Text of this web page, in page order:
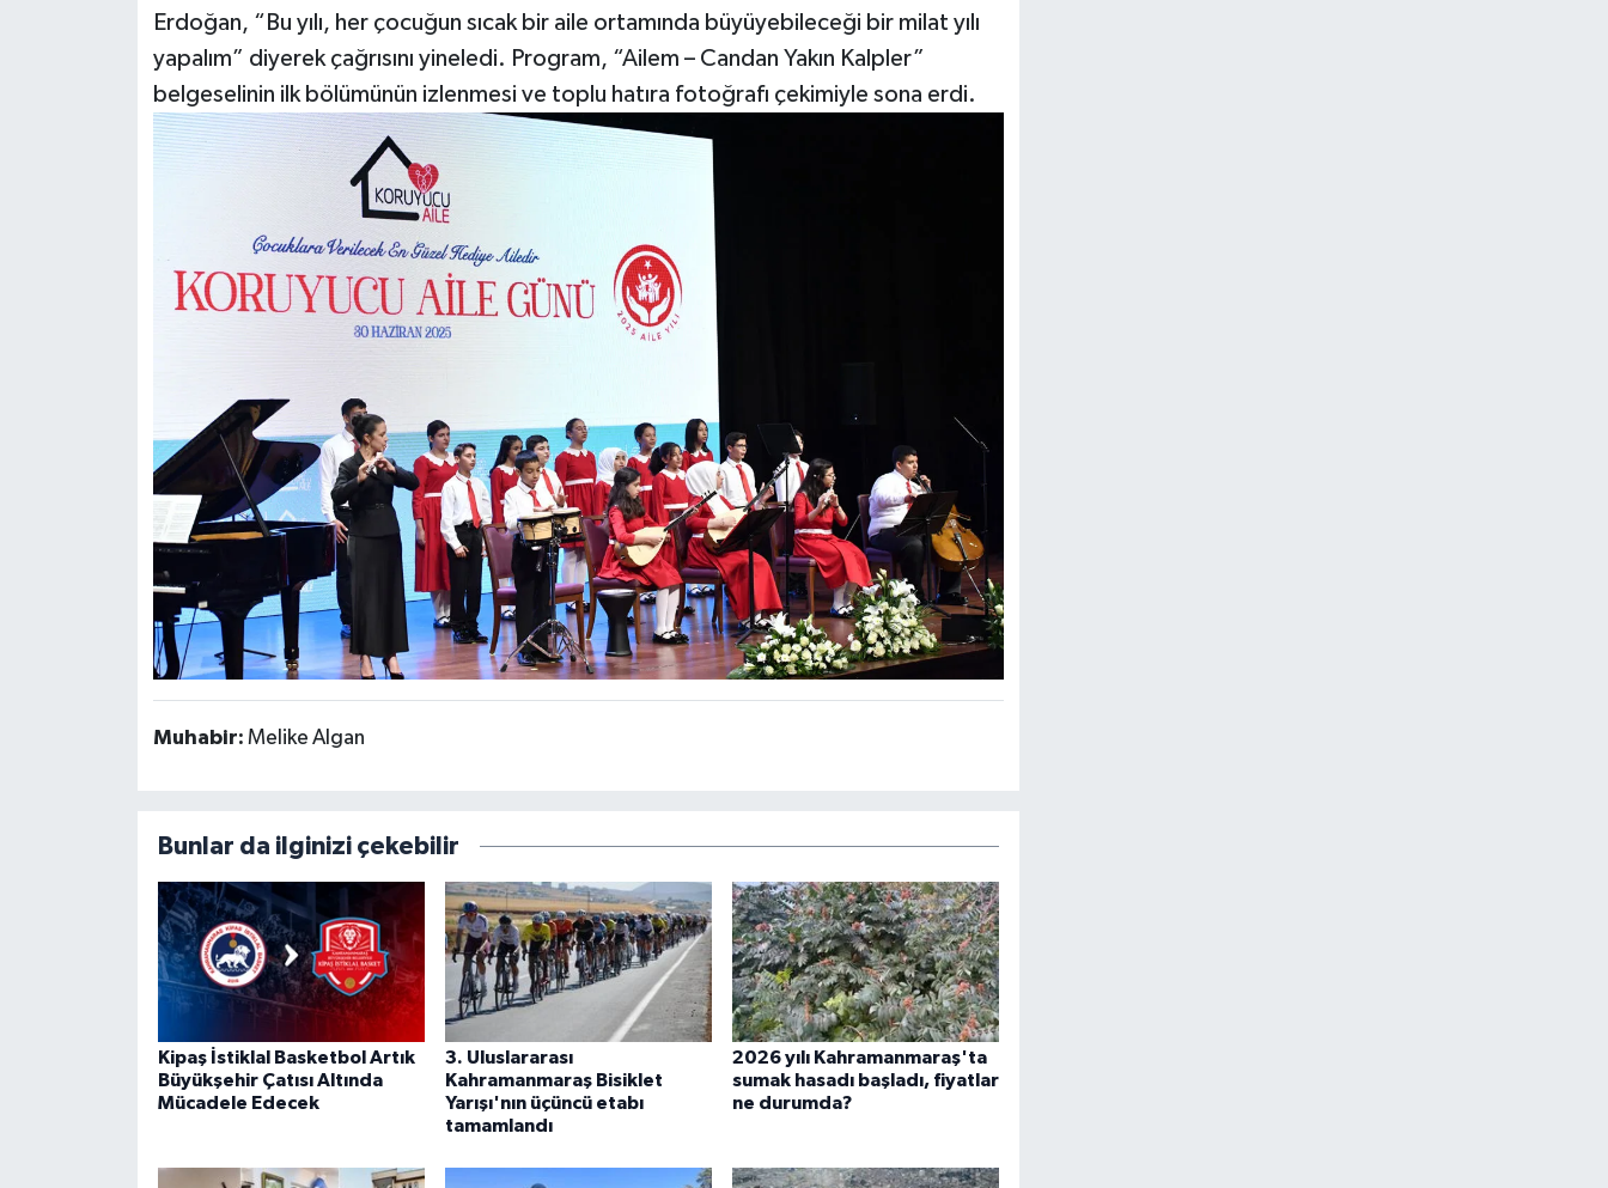
Erdoğan, “Bu yılı, her çocuğun sıcak bir aile ortamında büyüyebileceği bir milat yılı
yapalım” diyerek çağrısını yineledi. Program, “Ailem – Candan Yakın Kalpler”
belgeselinin ilk bölümünün izlenmesi ve toplu hatıra fotoğrafı çekimiyle sona erdi.
Muhabir: Melike Algan
Bunlar da ilginizi çekebilir
Kipaş İstiklal Basketbol Artık
Büyükşehir Çatısı Altında
Mücadele Edecek
3. Uluslararası
Kahramanmaraş Bisiklet
Yarışı'nın üçüncü etabı
tamamlandı
2026 yılı Kahramanmaraş'ta
sumak hasadı başladı, fiyatlar
ne durumda?